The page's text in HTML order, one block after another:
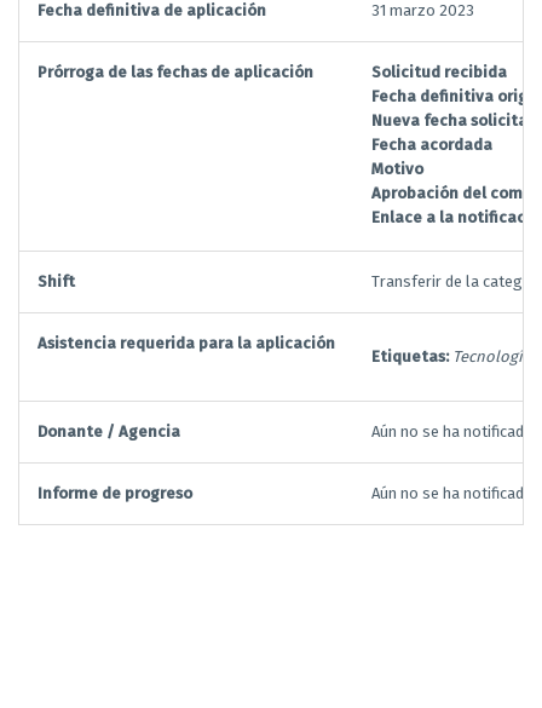
Fecha definitiva de aplicación 31 marzo 2023
Prórroga de las fechas de aplicación
Solicitud recibida
Fecha definitiva
Nueva fecha
Fecha acordada
Motivo
Aprobación del
Enlace a la
Shift Transferir de la
Asistencia requerida para la aplicación
Etiquetas:
Donante / Agencia Aún no se ha notificado
Informe de progreso Aún no se ha notificado